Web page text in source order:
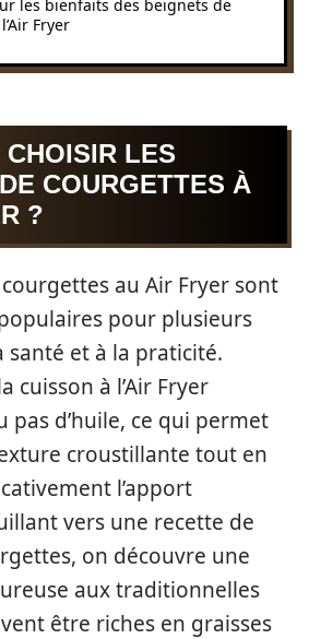
les bienfaits des beignets de
Fryer
LES
COURGETTES À
?
au Air Fryer sont
pour plusieurs
santé et à la praticité.
cuisson à l’Air Fryer
pas d’huile, ce qui permet
croustillante tout en
l’apport
vers une recette de
on découvre une
aux traditionnelles
être riches en graisses